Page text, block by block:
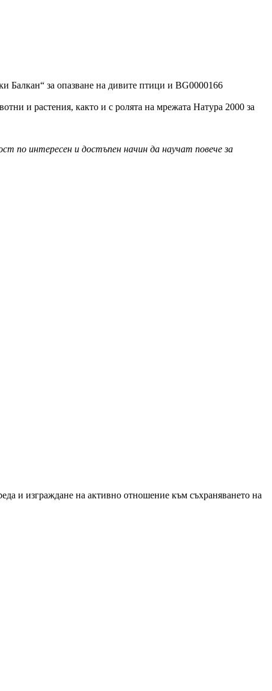
Балкан“ за опазване на дивите птици и BG0000166
и растения, както и с ролята на мрежата Натура 2000 за
по интересен и достъпен начин да научат повече за
и изграждане на активно отношение към съхраняването на